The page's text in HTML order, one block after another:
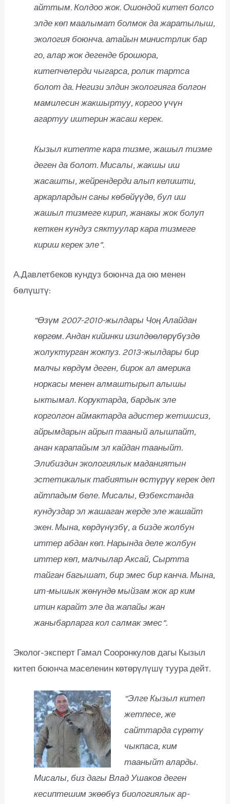
айттым. Колдоо жок. Ошондой китеп болсо
элде көп маалымат болмок да жаратылыш,
экология боюнча. атайын министрлик бар
го, алар жок дегенде брошюра,
китепчелерди чыгарса, ролик тартса
болот да. Негизи элдин экологияга болгон
мамилесин жакшыртуу, коргоо үчүн
агартуу иштерин жасаш керек.
Кызыл китепте кара тизме, жашыл тизме
деген да болот. Мисалы, жакшы иш
жасашты, жейрендерди алып келишти,
аркарлардын саны көбөйүүдө, бул иш
жашыл тизмеге кирип, жанакы жок болуп
кеткен кундуз сяктуулар кара тизмеге
кириш керек эле”.
А.Давлетбеков кундуз боюнча да ою менен
бөлүштү:
“Өзүм 2007-2010-жылдары Чоң Алайдан
көргөм. Андан кийинки изилдөөлөрүбүздө
жолуктурган жокпуз. 2013-жылдары бир
малчы көрдүм деген, бирок ал америка
норкасы менен алмаштырып алышы
ыктымал. Коруктарда, бардык эле
корголгон аймактарда адистер жетишсиз,
айрымдарын айрып тааный алышпайт,
анан карапайым эл кайдан тааныйт.
Элибиздин экологиялык маданиятын
эстетикалык табиятын өстүрүү керек деп
айтпадым беле. Мисалы, Өзбекстанда
кундуздар эл жашаган жерде эле жашайт
экен. Мына, көрдүнүзбү, а бизде жолбун
иттер абдан көп. Нарында деле жолбун
иттер көп, малчылар Аксай, Сыртта
тайган багышат, бир эмес бир канча. Мына,
ит-мышык жөнүндө мыйзам жок ар ким
итин карайт эле да жапайы жан
жаныбарларга кол салмак эмес”.
Эколог-эксперт Гамал Сооронкулов дагы Кызыл
китеп боюнча маселенин көтөрүлүшү туура дейт.
“Элге Кызыл китеп
жетпесе, же
сайттарда сүрөтү
чыкпаса, ким
тааныйт аларды.
Мисалы, биз дагы Влад Ушаков деген
кесиптешим экөөбүз биологиялык ар-